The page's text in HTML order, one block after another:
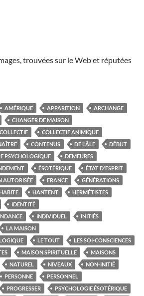
trouvées sur le Web et réputées
AMÉRIQUE APPARITION
ARCHANGE
CHANGER DE MAISON
COLLECTIF
COLLECTIF ANIMIQUE
CONTENUS DE L'ÂLE
DÉBUT
PSYCHOLOGIQUE
DEMEURES
ÉSOTÉRIQUE
ÉTAT D'ESPRIT
AUTORISÉE FRANCE
GÉNÉRATIONS
HANTENT
HERMÉTISTES
IDENTITÉ
INDIVIDUEL
INITIÉS
LA MAISON
LE TOUT
LES SOI-CONSCIENCES
MAISON SPIRITUELLE
MAISONS
NATUREL NIVEAUX
NON-INITIÉ
PERSONNE
PERSONNEL
PROGRESSER
PSYCHOLOGIE ÉSOTÉRIQUE